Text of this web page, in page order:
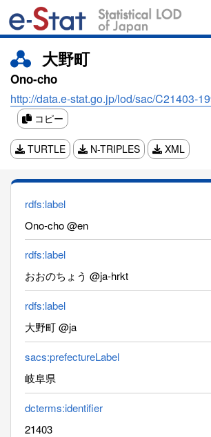
大野町
Ono-cho
http://data.e-stat.go.jp/lod/sac/C21403-
コピー
TURTLE N-TRIPLES XML
rdfs:label
Ono-cho @en
rdfs:label
おおのちょう @ja-hrkt
rdfs:label
大野町 @ja
sacs:prefectureLabel
岐阜県
dcterms:identifier
21403